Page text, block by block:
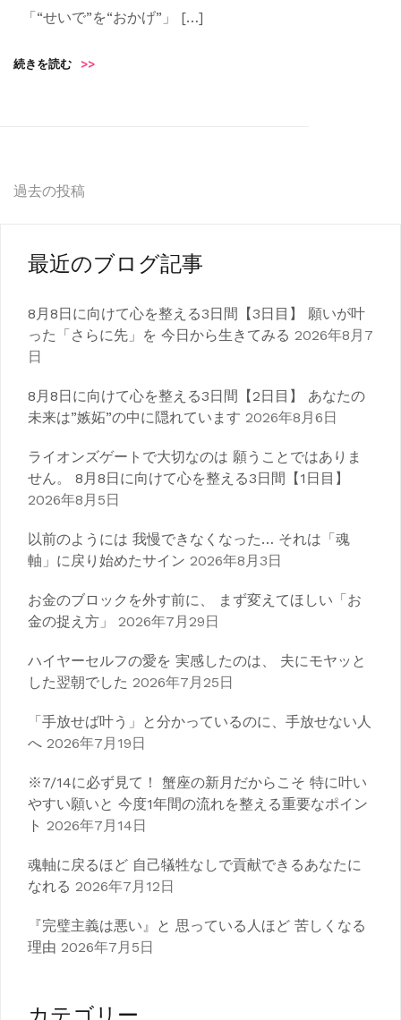
「“せいで”を“おかげ”」 […]
続きを読む >>
投
ナ
ビ
ゲ
ー
シ
ョ
ン
過去の投稿
最近のブログ記事
8月8日に向けて心を整える3日間【3日目】 願いが叶
った「さらに先」を 今日から生きてみる 2026年8月7
日
8月8日に向けて心を整える3日間【2日目】 あなたの
未来は”嫉妬”の中に隠れています 2026年8月6日
ライオンズゲートで大切なのは 願うことではありま
せん。 8月8日に向けて心を整える3日間【1日目】
2026年8月5日
以前のようには 我慢できなくなった… それは「魂
軸」に戻り始めたサイン 2026年8月3日
お金のブロックを外す前に、 まず変えてほしい「お
金の捉え方」
2026年7月29日
ハイヤーセルフの愛を 実感したのは、 夫にモヤッと
した翌朝でした 2026年7月25日
「手放せば叶う」と分かっているのに、手放せない人
へ 2026年7月19日
※7/14に必ず見て！ 蟹座の新月だからこそ 特に叶い
やすい願いと 今度1年間の流れを整える重要なポイン
ト 2026年7月14日
魂軸に戻るほど 自己犠牲なしで貢献できるあなたに
なれる 2026年7月12日
『完璧主義は悪い』と 思っている人ほど 苦しくなる
理由 2026年7月5日